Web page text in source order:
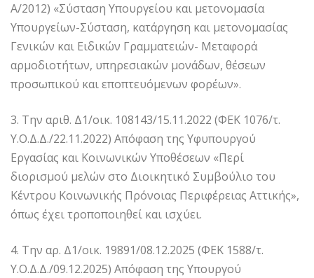
Α/2012) «Σύσταση Υπουργείου και μετονομασία
Υπουργείων-Σύσταση, κατάργηση και μετονομασίας
Γενικών και Ειδικών Γραμματειών- Μεταφορά
αρμοδιοτήτων, υπηρεσιακών μονάδων, θέσεων
προσωπικού και εποπτευόμενων φορέων».
3. Την αριθ. Δ1/οικ. 108143/15.11.2022 (ΦΕΚ 1076/τ.
Υ.Ο.Δ.Δ./22.11.2022) Απόφαση της Υφυπουργού
Εργασίας και Κοινωνικών Υποθέσεων «Περί
διορισμού μελών στο Διοικητικό Συμβούλιο του
Κέντρου Κοινωνικής Πρόνοιας Περιφέρειας Αττικής»,
όπως έχει τροποποιηθεί και ισχύει.
4. Την αρ. Δ1/οικ. 19891/08.12.2025 (ΦΕΚ 1588/τ.
Υ.Ο.Δ.Δ./09.12.2025) Απόφαση της Υπουργού